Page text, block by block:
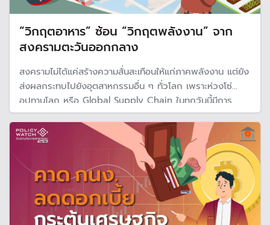
“วิกฤตอาหาร” ซ้อน “วิกฤตพลังงาน” จาก
สงครามตะวันออกกลาง
สงครามไม่ได้แค่สร้างความสั่นสะเทือนให้แก่ภาคพลังงาน แต่ยัง
ส่งผลกระทบไปยังอุตสาหกรรมอื่น ๆ ทั่วโลก เพราะห่วงโซ่
อุปทานโลก หรือ Global Supply Chain ในทุกวันนี้มีการ
พึ่งพากันสูง และความเสี่ยงที่สูงอีกด้วย แต่สุดท้าย ผลกระทบ
ที่รุนแรงจริง ๆ อาจจะเป็น “อาหาร” ที่อยู่บนโต๊ะ เมื่อตื่นขึ้นมา
พบว่าหายไปเสียแล้ว